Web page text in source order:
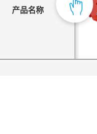
产品名称